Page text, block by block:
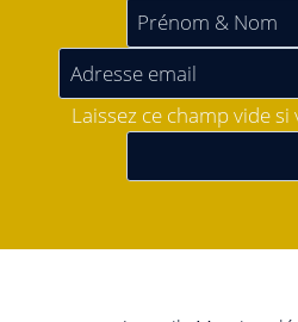
Laissez ce champ vide